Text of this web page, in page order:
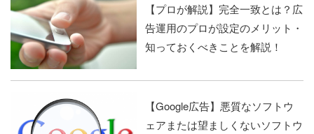
【プロが解説】完全一致とは？広
告運用のプロが設定のメリット・
知っておくべきことを解説！
【Google広告】悪質なソフトウ
ェアまたは望ましくないソフトウ